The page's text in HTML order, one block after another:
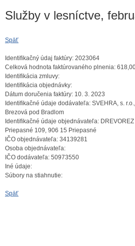
Služby v lesníctve,
Späť
Identifikačný údaj faktúry: 2023064
Celková hodnota faktúrovaného plnenia:
Identifikácia zmluvy:
Identifikácia objednávky:
Dátum doručenia faktúry: 10. 3. 2023
Identifikačné údaje dodávateľa: SVEHRA, s.
Brezová pod Bradlom
Identifikačné údaje objednávateľa:
Priepasné 109, 906 15 Priepasné
IČO objednávateľa: 34139281
Osoba objednávateľa:
IČO dodávateľa: 50973550
Iné údaje:
Súbory na stiahnutie:
Späť